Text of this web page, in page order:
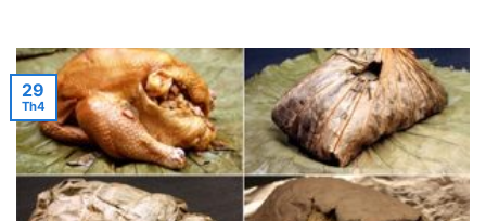
29
Th4